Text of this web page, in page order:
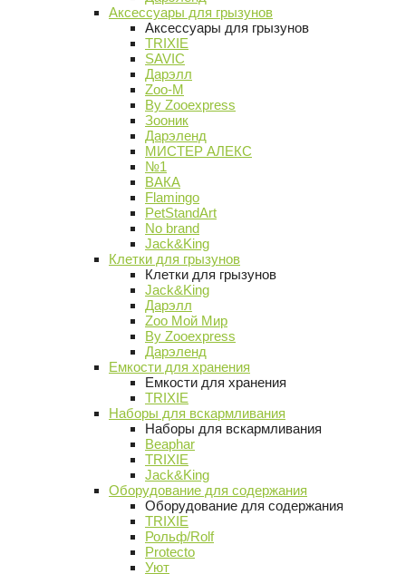
Аксессуары для грызунов
Аксессуары для грызунов
TRIXIE
SAVIC
Дарэлл
Zoo-M
By Zooexpress
Зооник
Дарэленд
МИСТЕР АЛЕКС
№1
ВАКА
Flamingo
PetStandArt
No brand
Jack&King
Клетки для грызунов
Клетки для грызунов
Jack&King
Дарэлл
Zoo Мой Мир
By Zooexpress
Дарэленд
Емкости для хранения
Емкости для хранения
TRIXIE
Наборы для вскармливания
Наборы для вскармливания
Beaphar
TRIXIE
Jack&King
Оборудование для содержания
Оборудование для содержания
TRIXIE
Рольф/Rolf
Protecto
Уют